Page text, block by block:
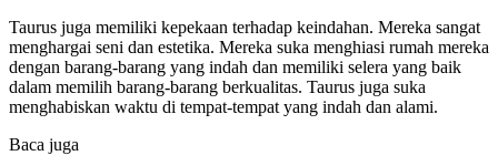
Taurus juga memiliki kepekaan terhadap keindahan. Mereka sangat
menghargai seni dan estetika. Mereka suka menghiasi rumah mereka
dengan barang-barang yang indah dan memiliki selera yang baik
dalam memilih barang-barang berkualitas. Taurus juga suka
menghabiskan waktu di tempat-tempat yang indah dan alami.
Baca juga